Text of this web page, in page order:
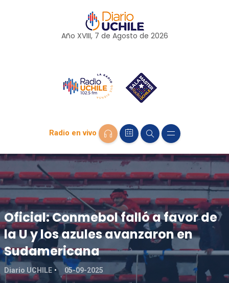
Año XVIII, 7 de Agosto de 2026
Radio en vivo
Oficial: Conmebol falló a favor de
la U y los azules avanzaron en
Sudamericana
Diario UCHILE 05-09-2025